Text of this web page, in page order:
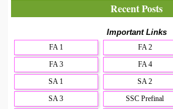
Recent Posts
Important Links
FA 1
FA 2
FA 3
FA 4
SA 1
SA 2
SA 3
SSC Prefinal